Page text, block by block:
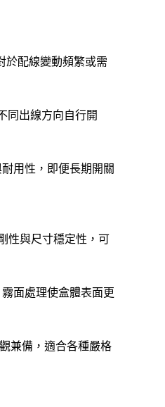
於配線變動頻繁或需
同出線方向自行開
用性，即便長期開關
性與尺寸穩定性，可
面處理使盒體表面更
兼備，適合各種嚴格